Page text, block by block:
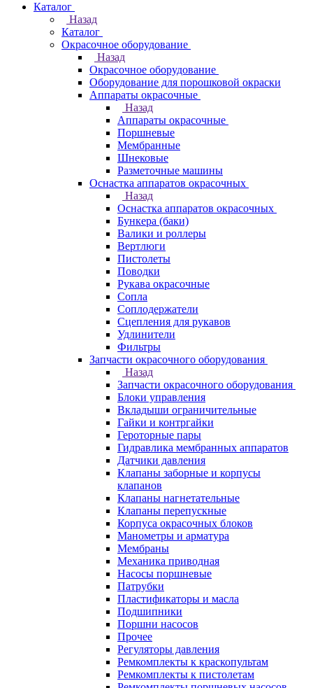
Каталог
Назад
Каталог
Окрасочное оборудование
Назад
Окрасочное оборудование
Оборудование для порошковой окраски
Аппараты окрасочные
Назад
Аппараты окрасочные
Поршневые
Мембранные
Шнековые
Разметочные машины
Оснастка аппаратов окрасочных
Назад
Оснастка аппаратов окрасочных
Бункера (баки)
Валики и роллеры
Вертлюги
Пистолеты
Поводки
Рукава окрасочные
Сопла
Соплодержатели
Сцепления для рукавов
Удлинители
Фильтры
Запчасти окрасочного оборудования
Назад
Запчасти окрасочного оборудования
Блоки управления
Вкладыши ограничительные
Гайки и контргайки
Героторные пары
Гидравлика мембранных аппаратов
Датчики давления
Клапаны заборные и корпусы
клапанов
Клапаны нагнетательные
Клапаны перепускные
Корпуса окрасочных блоков
Манометры и арматура
Мембраны
Механика приводная
Насосы поршневые
Патрубки
Пластификаторы и масла
Подшипники
Поршни насосов
Прочее
Регуляторы давления
Ремкомплекты к краскопультам
Ремкомплекты к пистолетам